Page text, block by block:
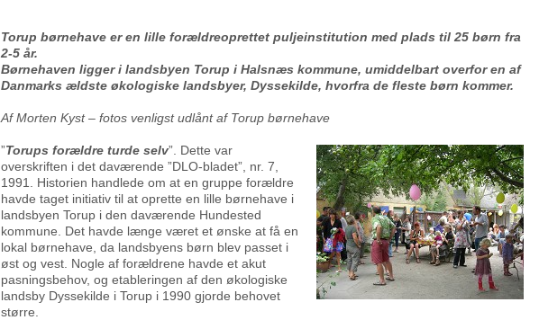
Torup børnehave er en lille forældreoprettet puljeinstitution med plads til 25 børn fra
2-5 år.
Børnehaven ligger i landsbyen Torup i Halsnæs kommune, umiddelbart overfor en af
Danmarks ældste økologiske landsbyer, Dyssekilde, hvorfra de fleste børn kommer.
Af Morten Kyst – fotos venligst udlånt af Torup børnehave
”Torups forældre turde selv”. Dette var
overskriften i det daværende ”DLO-bladet”, nr. 7,
1991. Historien handlede om at en gruppe forældre
havde taget initiativ til at oprette en lille børnehave i
landsbyen Torup i den daværende Hundested
kommune. Det havde længe været et ønske at få en
lokal børnehave, da landsbyens børn blev passet i
øst og vest. Nogle af forældrene havde et akut
pasningsbehov, og etableringen af den økologiske
landsby Dyssekilde i Torup i 1990 gjorde behovet
større.